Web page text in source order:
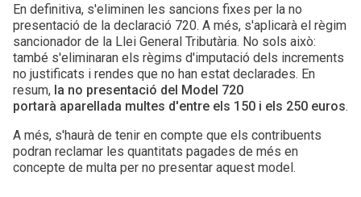
En definitiva, s'eliminen les sancions fixes per la no
presentació de la declaració 720. A més, s'aplicarà el règim
sancionador de la Llei General Tributària. No sols això:
també s'eliminaran els règims d'imputació dels increments
no justificats i rendes que no han estat declarades. En
resum, la no presentació del Model 720
portarà aparellada multes d'entre els 150 i els 250 euros.
A més, s'haurà de tenir en compte que els contribuents
podran reclamar les quantitats pagades de més en
concepte de multa per no presentar aquest model.